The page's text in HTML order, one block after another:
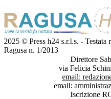
2025 © Press h24 s.r.l.s. - Testata
Ragusa n. 1/2013
Direttore
via Felicia
email:
email:
Iscrizione